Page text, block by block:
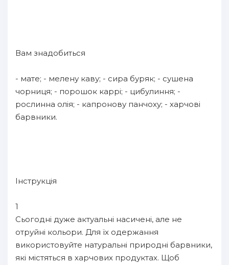
Вам знадобиться
- мате; - мелену каву; - сира буряк; - сушена
чорниця; - порошок каррі; - цибулиння; -
рослинна олія; - капронову панчоху; - харчові
барвники.
Інструкція
1
Сьогодні дуже актуальні насичені, але не
отруйні кольори. Для їх одержання
використовуйте натуральні природні барвники,
які містяться в харчових продуктах. Щоб